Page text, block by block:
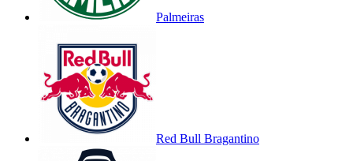
Palmeiras
Red Bull Bragantino